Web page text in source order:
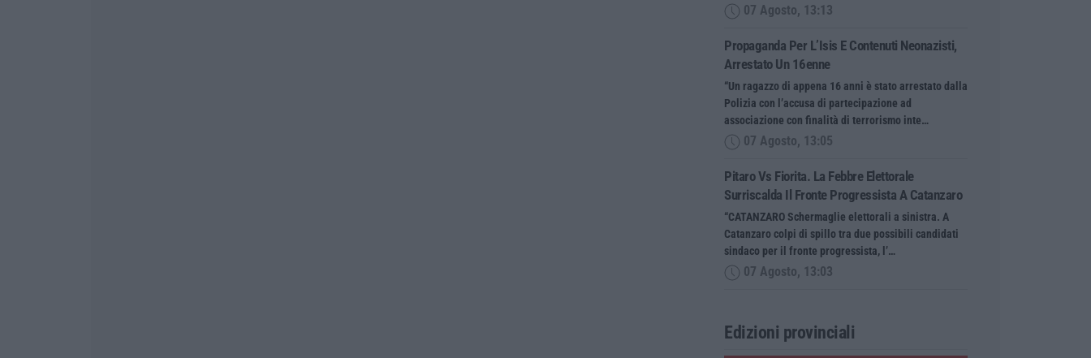
07 Agosto, 13:13
Propaganda Per L’Isis E Contenuti Neonazisti,
Arrestato Un 16enne
“Un ragazzo di appena 16 anni è stato arrestato dalla
Polizia con l’accusa di partecipazione ad
associazione con finalità di terrorismo inte…
07 Agosto, 13:05
Pitaro Vs Fiorita. La Febbre Elettorale
Surriscalda Il Fronte Progressista A Catanzaro
“CATANZARO Schermaglie elettorali a sinistra. A
Catanzaro colpi di spillo tra due possibili candidati
sindaco per il fronte progressista, l’…
07 Agosto, 13:03
Edizioni provinciali